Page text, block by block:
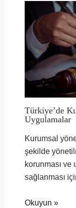
Türkiye’de
Uygulamalar
Kurumsal
şekilde
korunması
sağlanması
Okuyun »